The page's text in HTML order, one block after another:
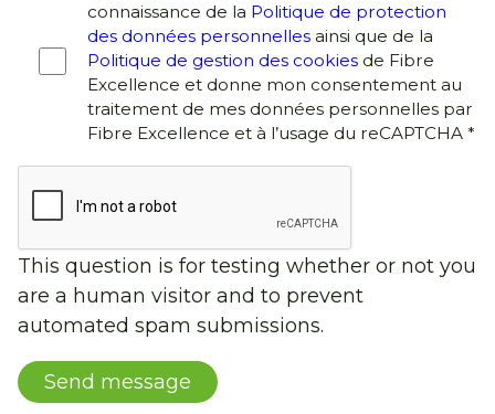
connaissance de la Politique de protection
des données personnellesainsi que de la
Politique de gestion des cookiesde Fibre
Excellence et donne mon consentement au
traitement de mes données personnelles par
Fibre Excellence et à l’usage du reCAPTCHA *
This question is for testing whether or not you
are a human visitor and to prevent
automated spam submissions.